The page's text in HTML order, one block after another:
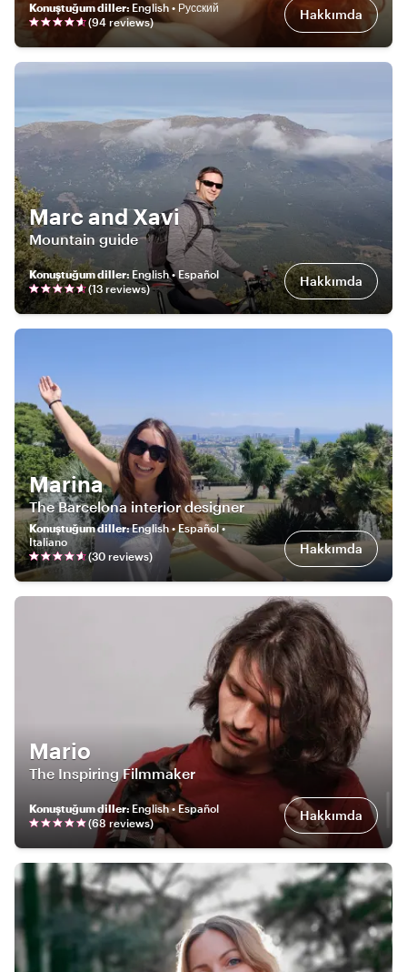
Konuştuğum diller: English • Русский
(94 reviews) Hakkımda
Marc and Xavi
Mountain guide
Konuştuğum diller: English • Español
(13 reviews) Hakkımda
Marina
The Barcelona interior designer
Konuştuğum diller:English • Español •
Italiano
(30 reviews) Hakkımda
Mario
The Inspiring Filmmaker
Konuştuğum diller: English • Español
(68 reviews) Hakkımda